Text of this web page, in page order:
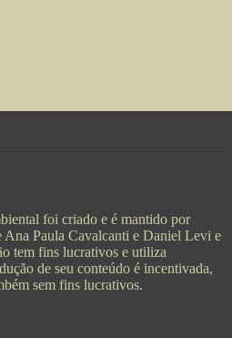
foi criado e é mantido por
Ana Paula Cavalcanti e Daniel Levi e
tem fins lucrativos e utiliza
de seu conteúdo é incentivada,
sem fins lucrativos.